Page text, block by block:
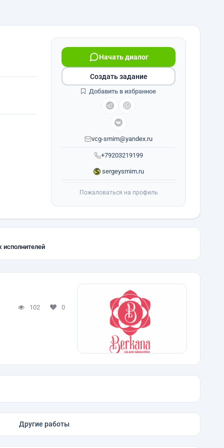
+79203219199
Начать диалог
vcg-smim@yandex.ru
sergeysmim.ru
Создать задание
Добавить в избранное
Пожаловаться на профиль
102 0
Другие работы